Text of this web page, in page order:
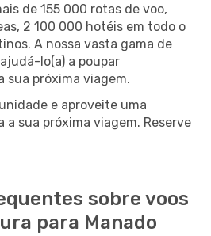
de 155 000 rotas de voo,
2 100 000 hotéis em todo o
A nossa vasta gama de
lo(a) a poupar
próxima viagem.
e aproveite uma
sua próxima viagem. Reserve
sobre voos
para Manado